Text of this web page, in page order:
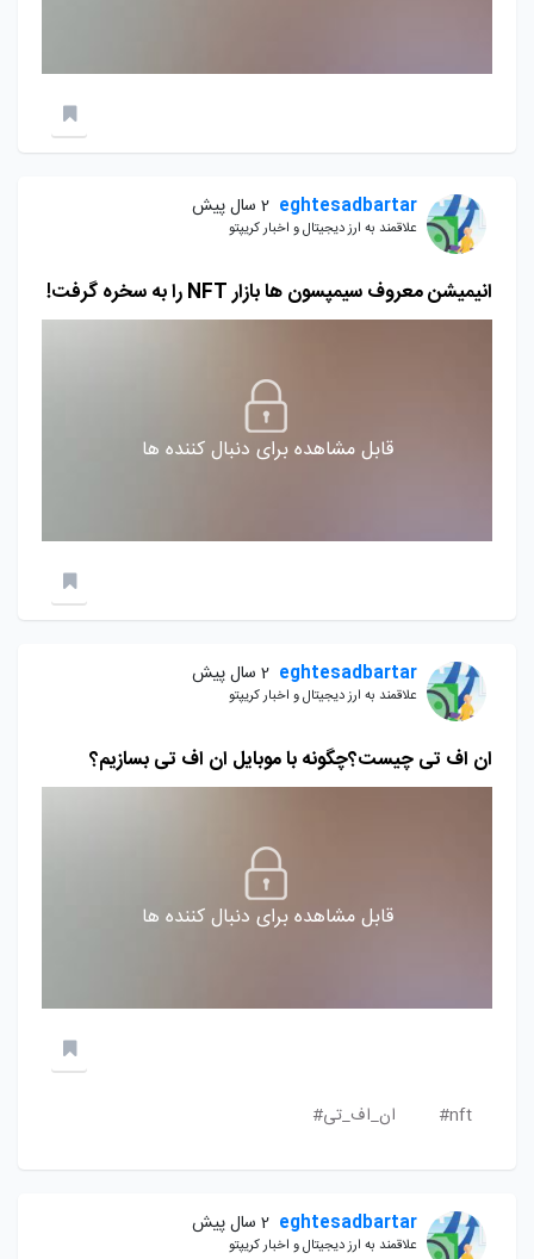
eghtesadbartar 2 سال پیش
علاقمند به ارز دیجیتال و اخبار کریپتو
انیمیشن معروف سیمپسون ها بازار NFT را به سخره گرفت!
قابل مشاهده برای دنبال کننده ها
eghtesadbartar 2 سال پیش
علاقمند به ارز دیجیتال و اخبار کریپتو
ان اف تی چیست؟چگونه با موبایل ان اف تی بسازیم؟
قابل مشاهده برای دنبال کننده ها
nft# ان_اف_تی#
eghtesadbartar 2 سال پیش
علاقمند به ارز دیجیتال و اخبار کریپتو